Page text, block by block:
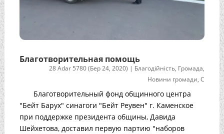
Благотворительная помощь
28 Adar 5780 (Бер 24, 2020) | Благодійність, Громада,
Новини громади,С
Благотворительный фонд общинного центра
"Бейт Барух" синагоги "Бейт Реувен" г. Каменское
при поддержке президента общины, Давида
Шейхетова, доставил первую партию "наборов